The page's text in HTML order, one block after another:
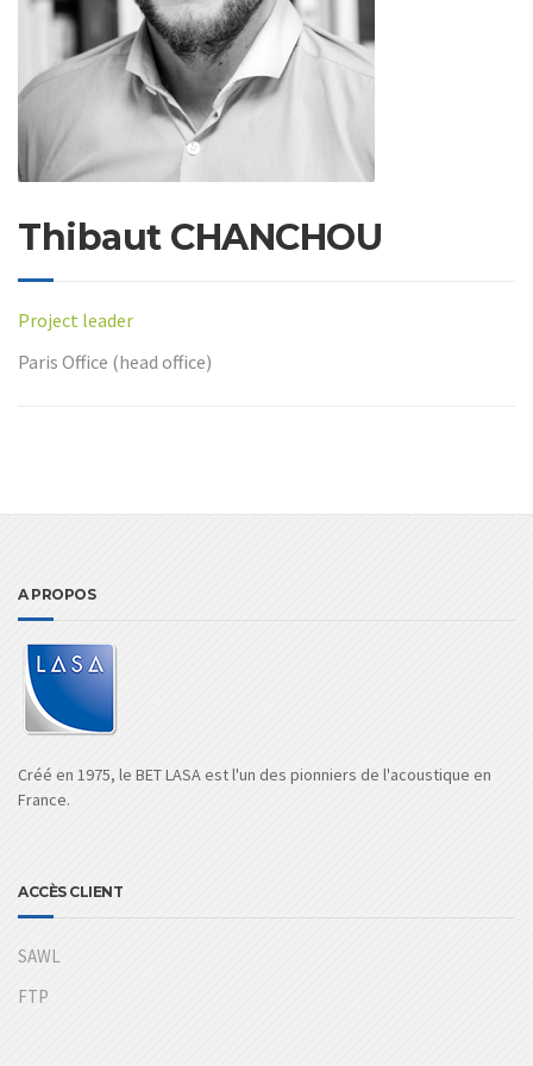
Thibaut CHANCHOU
Project leader
Paris Office (head office)
A PROPOS
Créé en 1975, le BET LASA est l'un des pionniers de l'acoustique en
France.
ACCÈS CLIENT
SAWL
FTP